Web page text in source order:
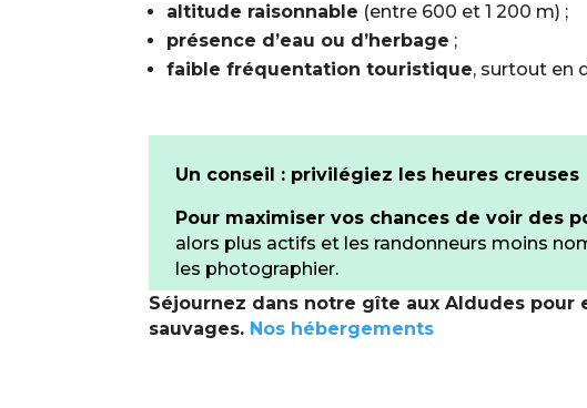
altitude raisonnable (entre 600 et 1 200 m) ;
présence d’eau ou d’herbage ;
faible fréquentation touristique, surtout en
Un conseil : privilégiez les heures creuses
Pour maximiser vos chances de voir des
alors plus actifs et les randonneurs moins
les photographier.
Séjournez dans notre gîte aux Aldudes
sauvages. Nos hébergements